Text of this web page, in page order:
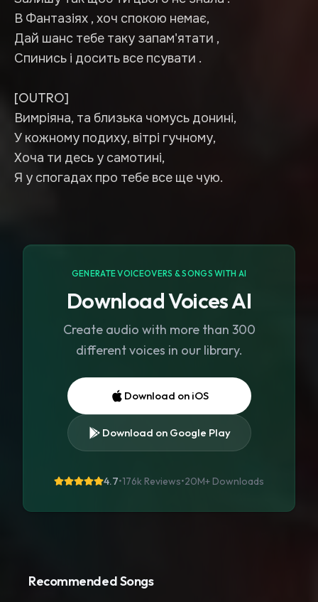
В Фантазіях , хоч спокою немає,
Дай шанс тебе таку запам'ятати ,
Спинись і досить все псувати .
[OUTRO]
Вимріяна, та близька чомусь донині,
У кожному подиху, вітрі гучному,
Хоча ти десь у самотині,
Я у спогадах про тебе все ще чую.
GENERATE VOICEOVERS & SONGS WITH AI
Download Voices AI
Create audio with more than 300
different voices in our library.
Download on iOS
Download on Google Play
4.7•176k Reviews•20M+ Downloads
Recommended Songs